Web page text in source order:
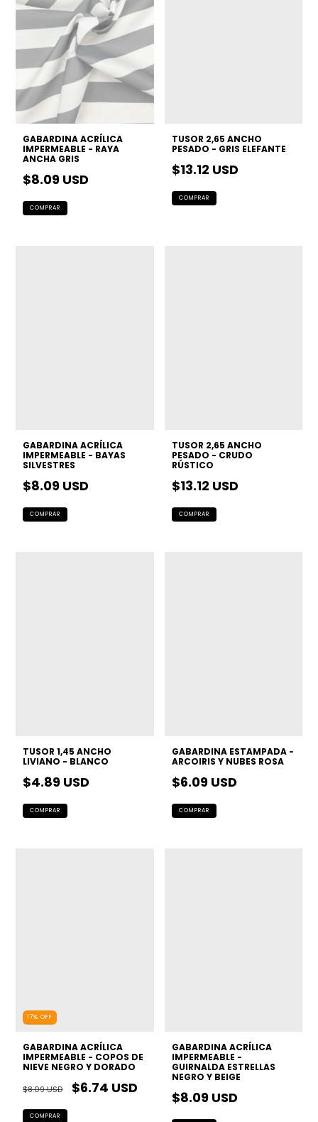
GABARDINA ACRÍLICA
IMPERMEABLE - RAYA
ANCHA GRIS
$8.09 USD
TUSOR 2,65 ANCHO
PESADO - GRIS ELEFANTE
$13.12 USD
GABARDINA ACRÍLICA
IMPERMEABLE - BAYAS
SILVESTRES
$8.09 USD
TUSOR 2,65 ANCHO
PESADO - CRUDO
RÚSTICO
$13.12 USD
TUSOR 1,45 ANCHO
LIVIANO - BLANCO
$4.89 USD
GABARDINA ESTAMPADA -
ARCOIRIS Y NUBES ROSA
$6.09 USD
17%OFF
GABARDINA ACRÍLICA
IMPERMEABLE - COPOS DE
NIEVE NEGRO Y DORADO
$8.09 USD $6.74 USD
GABARDINA ACRÍLICA
IMPERMEABLE -
GUIRNALDA ESTRELLAS
NEGRO Y BEIGE
$8.09 USD